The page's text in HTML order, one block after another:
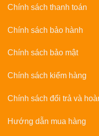
Chính sách thanh toán
Chính sách bảo hành
Chính sách bảo mật
Chính sách kiểm hàng
Chính sách đổi trả và
Hướng dẫn mua hàng